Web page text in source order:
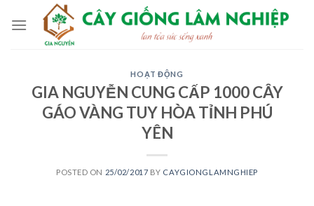
HOẠT ĐỘNG
GIA NGUYỄN CUNG CẤP 1000 CÂY
GÁO VÀNG TUY HÒA TỈNH PHÚ
YÊN
POSTED ON 25/02/2017 BY CAYGIONGLAMNGHIEP